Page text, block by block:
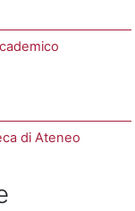
di Ateneo